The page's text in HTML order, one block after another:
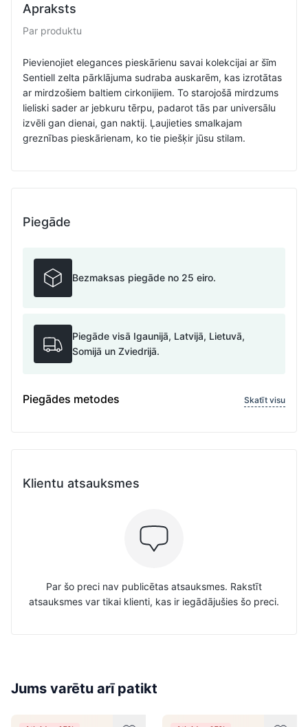
Apraksts
Par produktu
Pievienojiet elegances pieskārienu savai kolekcijai ar šīm
Sentiell zelta pārklājuma sudraba auskarēm, kas izrotātas
ar mirdzošiem baltiem cirkonijiem. To starojošā mirdzums
lieliski sader ar jebkuru tērpu, padarot tās par universālu
izvēli gan dienai, gan naktij. Ļaujieties smalkajam
greznības pieskārienam, ko tie piešķir jūsu stilam.
Piegāde
Bezmaksas piegāde no 25 eiro.
Piegāde visā Igaunijā, Latvijā, Lietuvā,
Somijā un Zviedrijā.
Piegādes metodes Skatīt visu
Klientu atsauksmes
Par šo preci nav publicētas atsauksmes. Rakstīt
atsauksmes var tikai klienti, kas ir iegādājušies šo preci.
Jums varētu arī patikt